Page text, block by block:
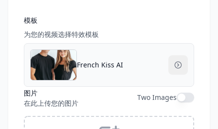
模板
为您的视频选择特效模板
French Kiss AI
图片
在此上传您的图片
Two Images